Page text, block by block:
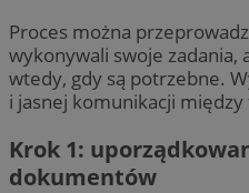
Proces można
wykonywali swoje zadania,
wtedy, gdy są potrzebne.
i jasnej komunikacji
Krok 1:
dokumentów